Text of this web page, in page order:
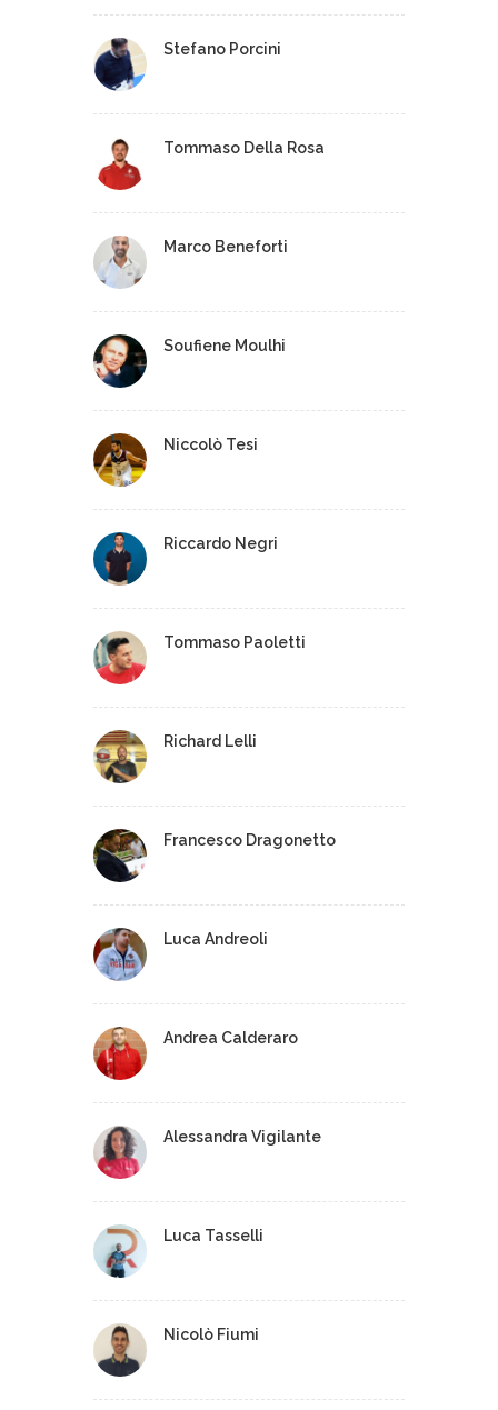
Stefano Porcini
Tommaso Della Rosa
Marco Beneforti
Soufiene Moulhi
Niccolò Tesi
Riccardo Negri
Tommaso Paoletti
Richard Lelli
Francesco Dragonetto
Luca Andreoli
Andrea Calderaro
Alessandra Vigilante
Luca Tasselli
Nicolò Fiumi